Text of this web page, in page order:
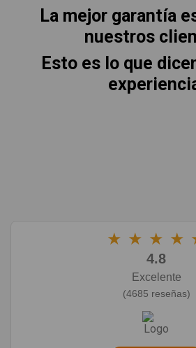
La mejor garantía
nuestros
Esto es lo que
★ ★ ★ ★
4.8
Excelente
(4685 reseñas)